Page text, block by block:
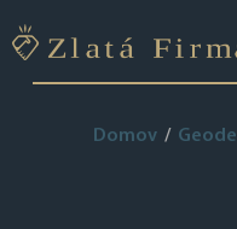
Domov